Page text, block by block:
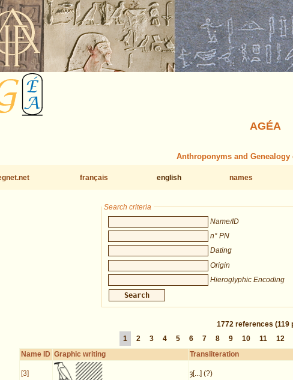
AGÉA
Anthroponyms and
français english names
Search criteria
Name/ID
n° PN
Dating
Origin
Hieroglyphic Encoding
1772 references (119
1
2 3 4 5 6 7 8 9 10 11 12
Name ID Graphic writing Transliteration
[3] ȝ[...] (?)